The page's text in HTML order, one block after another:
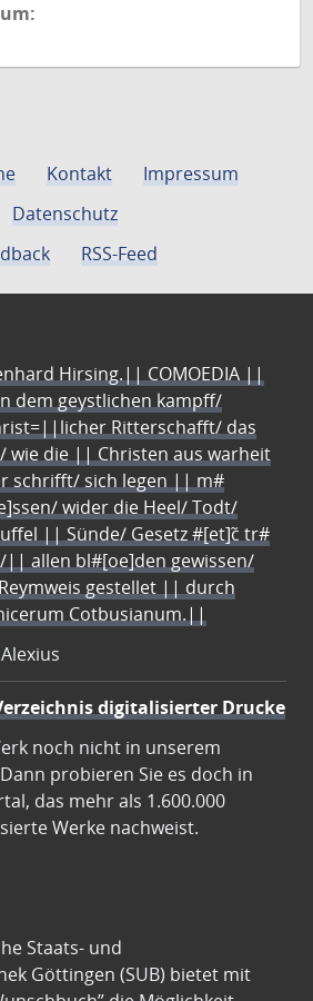
Kontakt
Impressum
Datenschutz
RSS-Feed
Hirsing.|| COMOEDIA ||
dem geystlichen kampff/
Ritterschafft/ das
wie die || Christen aus warheit
schrifft/ sich legen || m#
wider die Heel/ Todt/
|| Sünde/ Gesetz #[et]c̃ tr#
|| allen bl#[oe]den gewissen/
gestellet || durch
Cotbusianum.||
digitalisierter Drucke
noch nicht in unserem
probieren Sie es doch in
das mehr als 1.600.000
Werke nachweist.
Staats- und
Göttingen (SUB) bietet mit